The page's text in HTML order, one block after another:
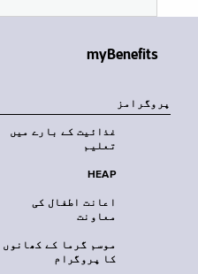
myBenefits
پروگرامز
غذائیت کے بارے میں
تعلیم
HEAP
اعانت اطفال کی
معاونت
موسم گرما کے کھانوں
کا پروگرام